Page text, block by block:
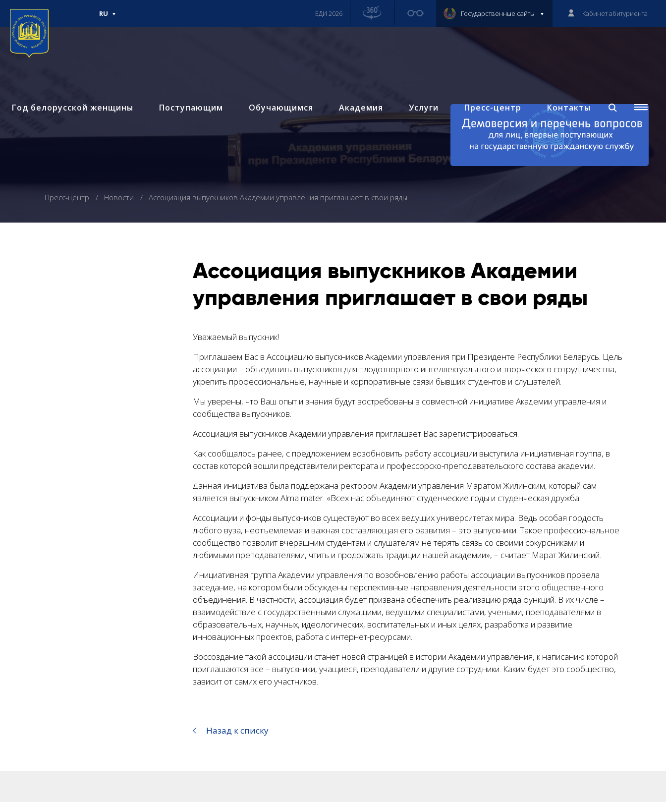
Год белорусской женщины Поступающим Обучающимся Академия Услуги Пресс-центр Контакты
RU ЕДИ 2026 Государственные сайты Кабинет абитуриента
Пресс-центр Новости Ассоциация выпускников Академии управления приглашает в свои ряды
Ассоциация выпускников Академии
управления приглашает в свои ряды
Уважаемый выпускник!
Приглашаем Вас в Ассоциацию выпускников Академии управления при Президенте Республики Беларусь. Цель
ассоциации – объединить выпускников для плодотворного интеллектуального и творческого сотрудничества,
укрепить профессиональные, научные и корпоративные связи бывших студентов и слушателей.
Мы уверены, что Ваш опыт и знания будут востребованы в совместной инициативе Академии управления и
сообщества выпускников.
Ассоциация выпускников Академии управления приглашает Вас зарегистрироваться.
Как сообщалось ранее, с предложением возобновить работу ассоциации выступила инициативная группа, в
состав которой вошли представители ректората и профессорско-преподавательского состава академии.
Данная инициатива была поддержана ректором Академии управления Маратом Жилинским, который сам
является выпускником Alma mater. «Всех нас объединяют студенческие годы и студенческая дружба.
Ассоциации и фонды выпускников существуют во всех ведущих университетах мира. Ведь особая гордость
любого вуза, неотъемлемая и важная составляющая его развития – это выпускники. Такое профессиональное
сообщество позволит вчерашним студентам и слушателям не терять связь со своими сокурсниками и
любимыми преподавателями, чтить и продолжать традиции нашей академии», – считает Марат Жилинский.
Инициативная группа Академии управления по возобновлению работы ассоциации выпускников провела
заседание, на котором были обсуждены перспективные направления деятельности этого общественного
объединения. В частности, ассоциация будет призвана обеспечить реализацию ряда функций. В их числе –
взаимодействие с государственными служащими, ведущими специалистами, учеными, преподавателями в
образовательных, научных, идеологических, воспитательных и иных целях, разработка и развитие
инновационных проектов, работа с интернет-ресурсами.
Воссоздание такой ассоциации станет новой страницей в истории Академии управления, к написанию которой
приглашаются все – выпускники, учащиеся, преподаватели и другие сотрудники. Каким будет это сообщество,
зависит от самих его участников.
Назад к списку